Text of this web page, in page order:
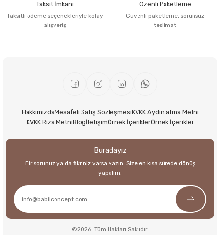
Taksit İmkanı
Taksitli ödeme seçenekleriyle kolay
alışveriş
Özenli Paketleme
Güvenli paketleme, sorunsuz
teslimat
HakkımızdaMesafeli Satış SözleşmesiKVKK Aydınlatma Metni
KVKK Rıza MetniBlogİletişimÖrnek İçeriklerÖrnek İçerikler
Buradayız
Bir sorunuz ya da fikriniz varsa yazın. Size en kısa sürede dönüş
yapalım.
©2026. Tüm Hakları Saklıdır.